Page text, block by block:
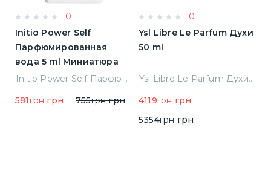
0
Initio Power Self
Парфюмированная
вода 5 ml Миниатюра
Initio Power Self Парфюмированная вода 5 ml Миниатюра
581 грн грн 755грнгрн
0
Ysl Libre Le Parfum Духи
50 ml
Ysl Libre Le Parfum Духи 50 ml
4119грн грн
5354грнгрн